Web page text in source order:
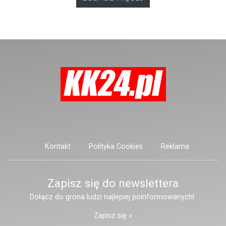
posiadać niebezpieczne
Kontakt Polityka Cookies Reklama
Zapisz się do newslettera
Dołącz do grona ludzi najlepiej poinformowanych!
Zapisz się »